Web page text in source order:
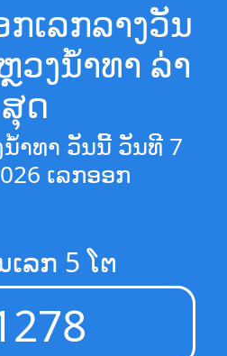
ເລກລາງວັນ
ງນໍ້າທາ ລ່າ
ສຸດ
າທາ ວັນນີ້ ວັນທີ 7
ເລກອອກ
ເລກ 5 ໂຕ